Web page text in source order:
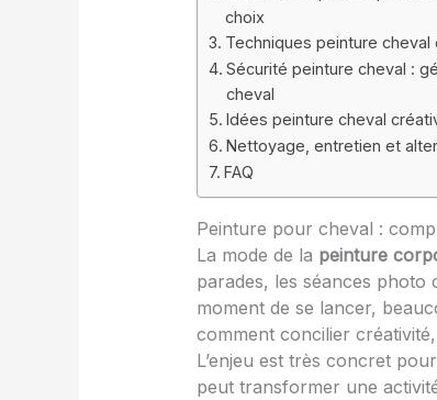
choix
Techniques peinture
Sécurité peinture cheval :
cheval
Idées peinture cheval
Nettoyage, entretien et
FAQ
Peinture pour cheval :
La mode de la peinture
parades, les séances photo
moment de se lancer,
comment concilier
L’enjeu est très concret
peut transformer une